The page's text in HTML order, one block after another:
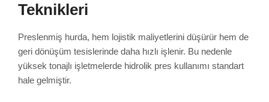
Teknikleri
Preslenmiş hurda, hem lojistik maliyetlerini düşürür hem de
geri dönüşüm tesislerinde daha hızlı işlenir. Bu nedenle
yüksek tonajlı işletmelerde hidrolik pres kullanımı standart
hale gelmiştir.